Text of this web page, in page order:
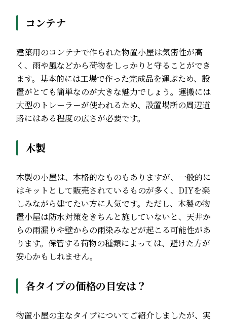
コンテナ
建築用のコンテナで作られた物置小屋は気密性が高
く、雨や風などから荷物をしっかりと守ることができ
ます。基本的には工場で作った完成品を運ぶため、設
置がとても簡単なのが大きな魅力でしょう。運搬には
大型のトレーラーが使われるため、設置場所の周辺道
路にはある程度の広さが必要です。
木製
木製の小屋は、本格的なものもありますが、一般的に
はキットとして販売されているものが多く、DIYを楽
しみながら建てたい方に人気です。ただし、木製の物
置小屋は防水対策をきちんと施していないと、天井か
らの雨漏りや壁からの雨染みなどが起こる可能性があ
ります。保管する荷物の種類によっては、避けた方が
安心かもしれません。
各タイプの価格の目安は？
物置小屋の主なタイプについてご紹介しましたが、実